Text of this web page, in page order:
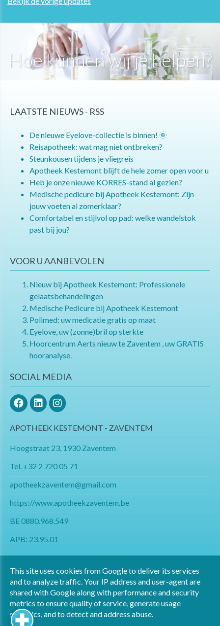
Hoe kunnen wij je helpen?
LAATSTE NIEUWS - RSS
De nieuwe Eyelove-collectie is binnen! 🌞
Reisapotheek: wat mag niet ontbreken?
Steunkousen tijdens je vliegreis
Apotheek Kestemont blijft de hele zomer open voor u
Heb je onze nieuwe KORRES-stand al gezien?
Medische pedicure bij Apotheek Kestemont: Zijn
jouw voeten al zomerklaar?
Comfortabel en stijlvol op pad: welke wandelstok
past bij jou?
VOOR U AANBEVOLEN
Nieuw bij Apotheek Kestemont: Professionele
gelaatsbehandelingen
Medische Pedicure bij Apotheek Kestemont
Polimed: uw medicatie gratis op maat
Eyelove, uw (zonne)bril op sterkte
Hoorcentrum Aerts nieuw te Zaventem , uw GRATIS
hooranalyse.
SOCIAL MEDIA
APOTHEEK KESTEMONT - ZAVENTEM
Hoogstraat 23, 1930 Zaventem
Tel. +32 2 720 05 71
apotheekzaventem@gmail.com​​​​​​​
https://www.apotheekzaventem.be
BE 0880.968.549
APB: 23.95.01
Copyright All Rights Reserved © 2024 Apotheek Kestemont
Privacy & Cookies
This site uses cookies from Google to deliver its services
and to analyze traffic. Your IP address and user-agent are
shared with Google along with performance and security
metrics to ensure quality of service, generate usage
statistics, and to detect and address abuse.